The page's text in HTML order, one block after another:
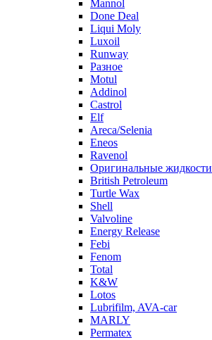
Mannol
Done Deal
Liqui Moly
Luxoil
Runway
Разное
Motul
Addinol
Castrol
Elf
Areca/Selenia
Eneos
Ravenol
Оригинальные жидкости
British Petroleum
Turtle Wax
Shell
Valvoline
Energy Release
Febi
Fenom
Total
K&W
Lotos
Lubrifilm, AVA-car
MARLY
Permatex